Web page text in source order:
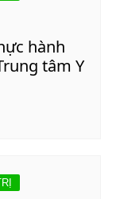
hành
tâm Y